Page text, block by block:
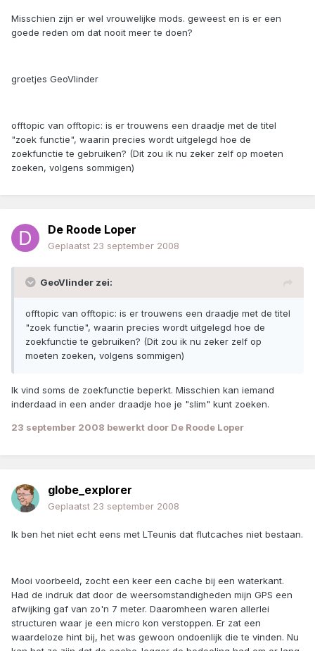
Misschien zijn er wel vrouwelijke mods. geweest en is er een
goede reden om dat nooit meer te doen?
groetjes GeoVlinder
offtopic van offtopic: is er trouwens een draadje met de titel
"zoek functie", waarin precies wordt uitgelegd hoe de
zoekfunctie te gebruiken? (Dit zou ik nu zeker zelf op moeten
zoeken, volgens sommigen)
De Roode Loper
Geplaatst 23 september 2008
GeoVlinder zei:
offtopic van offtopic: is er trouwens een draadje met de titel
"zoek functie", waarin precies wordt uitgelegd hoe de
zoekfunctie te gebruiken? (Dit zou ik nu zeker zelf op
moeten zoeken, volgens sommigen)
Ik vind soms de zoekfunctie beperkt. Misschien kan iemand
inderdaad in een ander draadje hoe je "slim" kunt zoeken.
23 september 2008 bewerkt door De Roode Loper
globe_explorer
Geplaatst 23 september 2008
Ik ben het niet echt eens met LTeunis dat flutcaches niet bestaan.
Mooi voorbeeld, zocht een keer een cache bij een waterkant.
Had de indruk dat door de weersomstandigheden mijn GPS een
afwijking gaf van zo'n 7 meter. Daaromheen waren allerlei
structuren waar je een micro kon verstoppen. Er zat een
waardeloze hint bij, het was gewoon ondoenlijk die te vinden. Nu